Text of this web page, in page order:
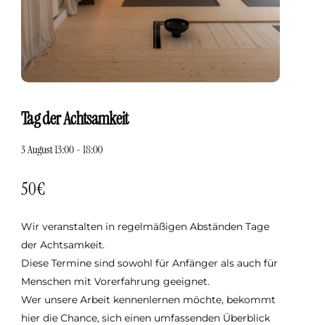
Tag der Achtsamkeit
3 August13:00-18:00
50€
Wir veranstalten in regelmäßigen Abständen Tage
der Achtsamkeit.
Diese Termine sind sowohl für Anfänger als auch für
Menschen mit Vorerfahrung geeignet.
Wer unsere Arbeit kennenlernen möchte, bekommt
hier die Chance, sich einen umfassenden Überblick